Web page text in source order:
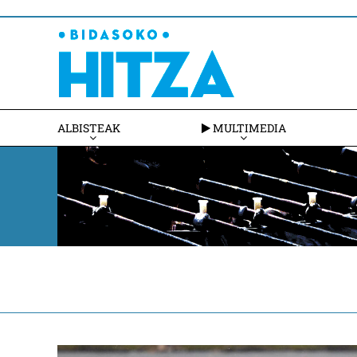
ALBISTEAK MULTIMEDIA